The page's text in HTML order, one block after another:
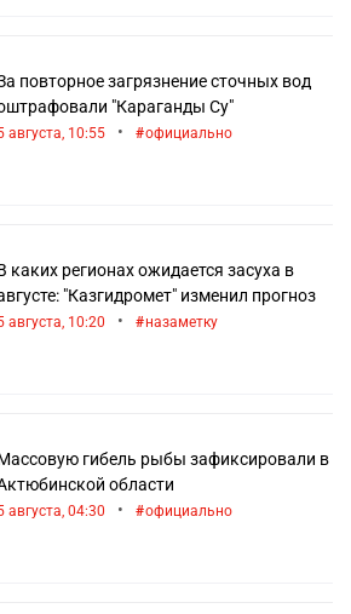
события публикуются
«Информбюро», где можно
новостями
повторное загрязнение сточных вод
"Караганды Су"
августа, 10:55 • официально
каких регионах ожидается засуха в
"Казгидромет" изменил прогноз
августа, 10:20 • назаметку
гибель рыбы зафиксировали в
области
августа, 04:30 • официально